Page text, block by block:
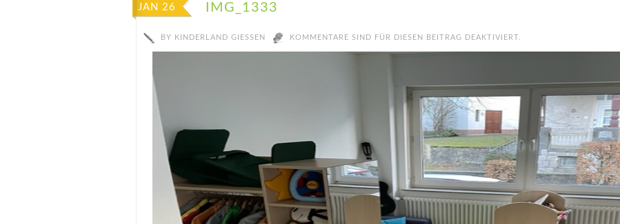
JAN 26 IMG_1333
BY KINDERLAND GIESSEN KOMMENTARE SIND FÜR DIESEN BEITRAG DEAKTIVIERT.